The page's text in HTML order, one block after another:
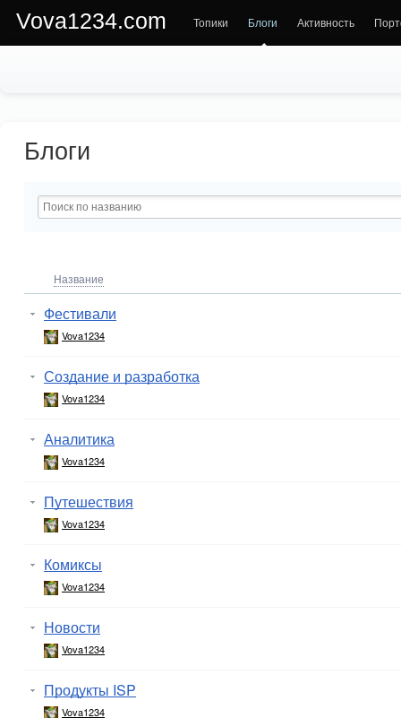
Vova1234.com Топики Блоги Активность
Блоги
Название
Фестивали
Vova1234
Создание и разработка
Vova1234
Аналитика
Vova1234
Путешествия
Vova1234
Комиксы
Vova1234
Новости
Vova1234
Продукты ISP
Vova1234